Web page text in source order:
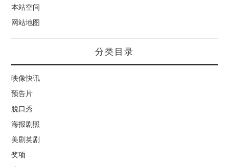
本站空间
网站地图
分类目录
映像快讯
预告片
脱口秀
海报剧照
美剧英剧
奖项